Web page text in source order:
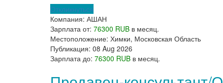
Откликнуться
Компания: АШАН
Зарплата от: 76300 RUB в месяц.
Местоположение: Химки, Московская Область
Публикация: 08 Aug 2026
Зарплата до: 76300 RUB в месяц.